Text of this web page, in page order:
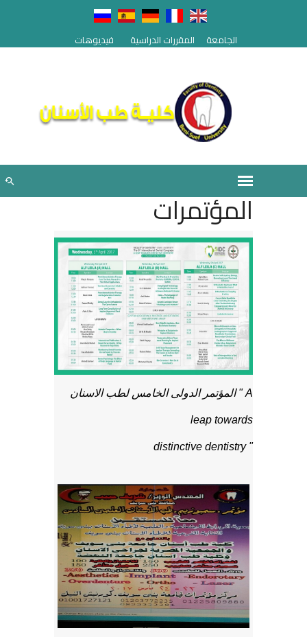
الجامعة المقررات الدراسية فيديوهات
المؤتمرات
المؤتمر الدولى الخامس لطب الاسنان " A
leap towards
distinctive dentistry "